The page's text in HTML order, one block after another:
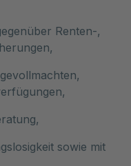
Renten-,
sowie mit